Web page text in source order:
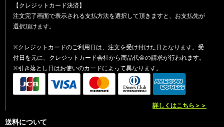
【クレジットカード決済】
注文完了画面で表示される支払方法を選択して頂きますと、お支払先が
選択頂けます。
※クレジットカードのご利用日は、注文を受け付けた日となります。受
付日を元に、クレジットカード会社から商品代金の請求が行われます。
※引き落とし日はお使いのカードによって異なります。
詳しくはこちら＞＞
送料について